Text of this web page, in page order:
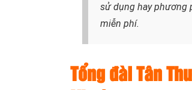
sử dụng hay phương
miễn phí.
Tổng đài Tân